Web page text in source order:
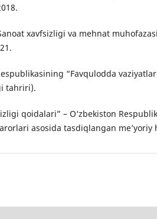
xavfsizligi va mehnat
“Favqulodda vaziyatlar
tahriri).
qoidalari” – O‘zbekiston
asosida tasdiqlangan me’yoriy